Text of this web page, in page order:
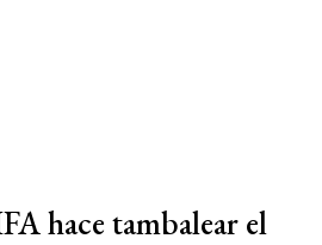
hace tambalear el